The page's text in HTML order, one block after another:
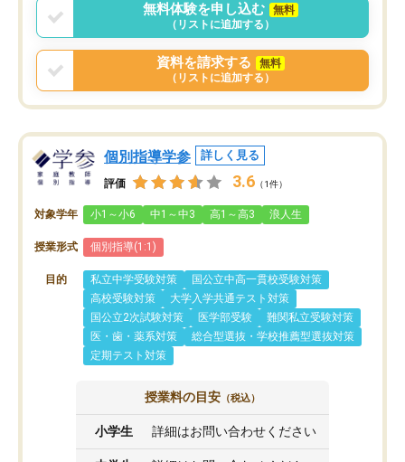
無料体験を申し込む
無料
（リストに追加する）
資料を請求する
無料
（リストに追加する）
個別指導学参 詳しく見る
評価 3.6 （1件）
対象学年 小1～小6 中1～中3 高1～高3 浪人生
授業形式 個別指導(1:1)
目的 私立中学受験対策
国公立中高一貫校受験対策
高校受験対策
大学入学共通テスト対策
国公立2次試験対策
医学部受験
難関私立受験対策
医・歯・薬系対策
総合型選抜・学校推薦型選抜対策
定期テスト対策
授業料の目安 （税込）
小学生 詳細はお問い合わせください